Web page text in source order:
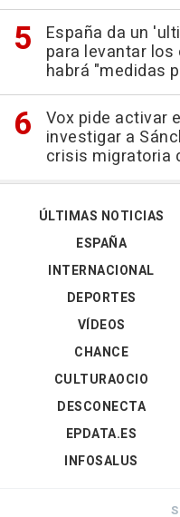
España da un
para levantar
habrá "medidas
Vox pide activar
investigar a
crisis migratoria
ÚLTIMAS NOTICIAS
ESPAÑA
INTERNACIONAL
DEPORTES
VÍDEOS
CHANCE
CULTURAOCIO
DESCONECTA
EPDATA.ES
INFOSALUS